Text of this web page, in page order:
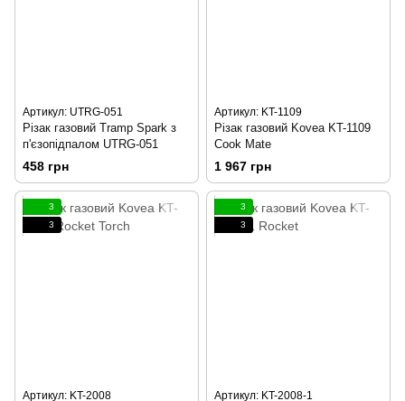
Артикул: UTRG-051
Різак газовий Tramp Spark з
п'єзопідпалом UTRG-051
458 грн
Артикул: KT-1109
Різак газовий Kovea KT-1109
Cook Mate
1 967 грн
3
3
Артикул: KT-2008
3
3
Артикул: KT-2008-1